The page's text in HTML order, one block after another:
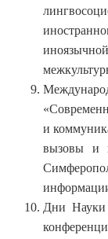
и
вызовы и
Дни